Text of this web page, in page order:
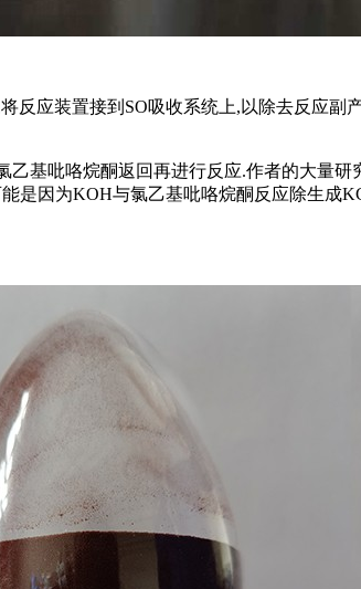
反应装置接到SO吸收系统上,以除去反应
基吡咯烷酮返回再进行反应.作者的大量
是因为KOH与氯乙基吡咯烷酮反应除生成